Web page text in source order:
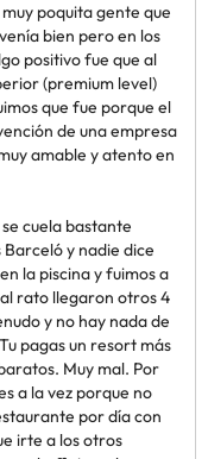
poquita gente que
bien pero en los
positivo fue que al
(premium level)
que fue porque el
de una empresa
amable y atento en
cuela bastante
y nadie dice
la piscina y fuimos a
rato llegaron otros 4
y no hay nada de
pagas un resort más
Muy mal. Por
a la vez porque no
por día con
irte a los otros